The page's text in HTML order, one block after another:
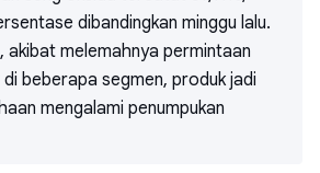
dibandingkan minggu lalu.
akibat melemahnya permintaan
beberapa segmen, produk jadi
mengalami penumpukan